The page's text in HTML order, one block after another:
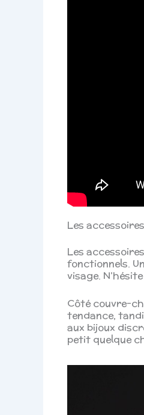
Les
Les
fonctionnels.
visage.
Côté couvre-
tendance,
aux bijoux
petit quelque